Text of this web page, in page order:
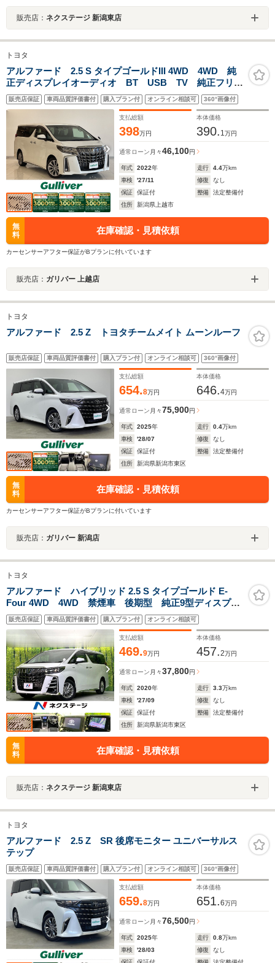
販売店： ネクステージ 新潟東店
トヨタ
アルファード 2.5 S タイプゴールドIII 4WD 4WD 純
正ディスプレイオーディオ BT USB TV 純正フリッ
プダウンモニター 両側パワースライドドア 電動リア
ゲート AC100V電源 リアエアコン
販売店保証 車両品質評価書付 購入プラン付 オンライン相談可 360°画像付
支払総額
398万円
本体価格
390. 1万円
通常ローン 月々46,100円
年式 2022年 走行 4.4万km
車検
'27/11 修復
なし
保証
保証付 整備
法定整備付
住所
新潟県上越市
無
料
在庫確認・見積依頼
カーセンサーアフター保証がBプランに付いています
販売店： ガリバー 上越店
トヨタ
アルファード 2.5 Z トヨタチームメイト ムーンルーフ
販売店保証 車両品質評価書付 購入プラン付 オンライン相談可 360°画像付
支払総額
654.8万円
本体価格
646.4万円
通常ローン 月々75,900円
年式 2025年 走行 0.4万km
車検
'28/07 修復
なし
保証
保証付 整備
法定整備付
住所
新潟県新潟市東区
無
料
在庫確認・見積依頼
カーセンサーアフター保証がBプランに付いています
販売店： ガリバー 新潟店
トヨタ
アルファード ハイブリッド 2.5 S タイプゴールド E-
Four 4WD 4WD 禁煙車 後期型 純正9型ディスプレ
イオーディオ バックカメラ フルセグ CD/DVD
Bluetooth 衝突被害軽減装置 レーダークルコン 三眼
LEDヘッド/フォグ コーナーセンサー ETC
販売店保証 車両品質評価書付 購入プラン付 オンライン相談可
支払総額
469.9万円
本体価格
457.2万円
通常ローン 月々37,800円
年式 2020年 走行 3.3万km
車検
'27/09 修復
なし
保証
保証付 整備
法定整備付
住所
新潟県新潟市東区
無
料
在庫確認・見積依頼
販売店： ネクステージ 新潟東店
トヨタ
アルファード 2.5 Z SR 後席モニター ユニバーサルス
テップ
販売店保証 車両品質評価書付 購入プラン付 オンライン相談可 360°画像付
支払総額
659.8万円
本体価格
651.6万円
通常ローン 月々76,500円
年式 2025年 走行 0.8万km
車検
'28/03 修復
なし